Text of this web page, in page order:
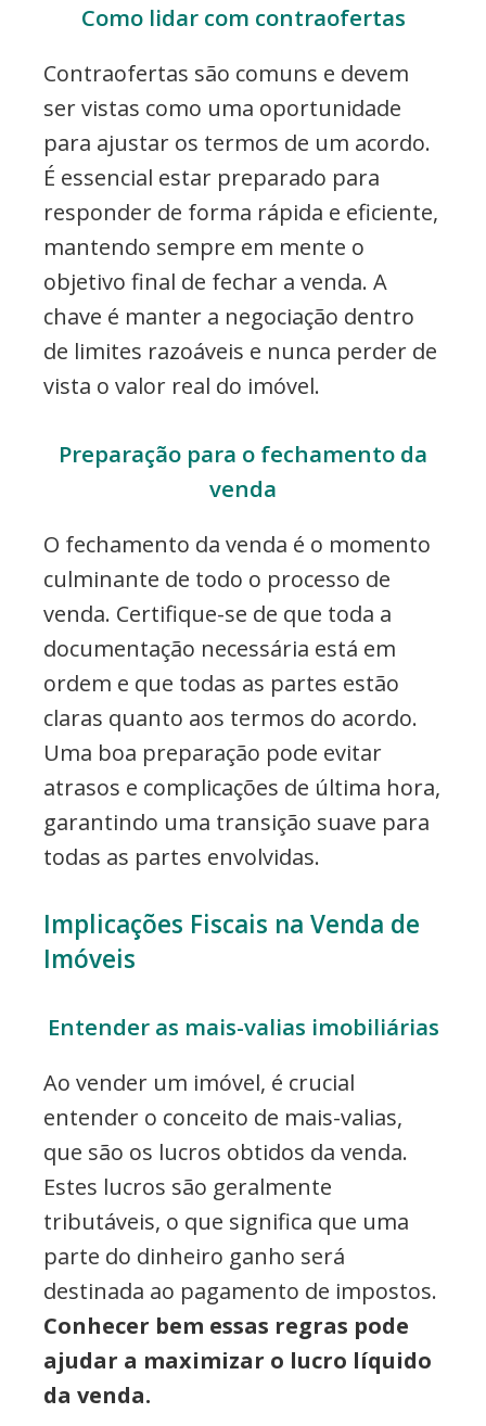
Como lidar com contraofertas
Contraofertas são comuns e devem
ser vistas como uma oportunidade
para ajustar os termos de um acordo.
É essencial estar preparado para
responder de forma rápida e eficiente,
mantendo sempre em mente o
objetivo final de fechar a venda. A
chave é manter a negociação dentro
de limites razoáveis e nunca perder de
vista o valor real do imóvel.
Preparação para o fechamento da
venda
O fechamento da venda é o momento
culminante de todo o processo de
venda. Certifique-se de que toda a
documentação necessária está em
ordem e que todas as partes estão
claras quanto aos termos do acordo.
Uma boa preparação pode evitar
atrasos e complicações de última hora,
garantindo uma transição suave para
todas as partes envolvidas.
Implicações Fiscais na Venda de
Imóveis
Entender as mais-valias imobiliárias
Ao vender um imóvel, é crucial
entender o conceito de mais-valias,
que são os lucros obtidos da venda.
Estes lucros são geralmente
tributáveis, o que significa que uma
parte do dinheiro ganho será
destinada ao pagamento de impostos.
Conhecer bem essas regras pode
ajudar a maximizar o lucro líquido
da venda.